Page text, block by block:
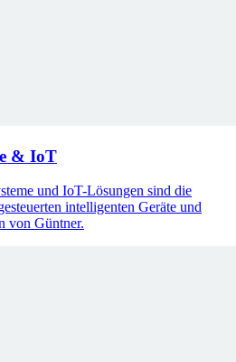
& IoT
und IoT-Lösungen sind die
intelligenten Geräte und
von Güntner.